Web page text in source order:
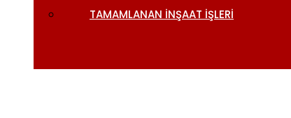
TAMAMLANAN İNŞAAT İŞLERI